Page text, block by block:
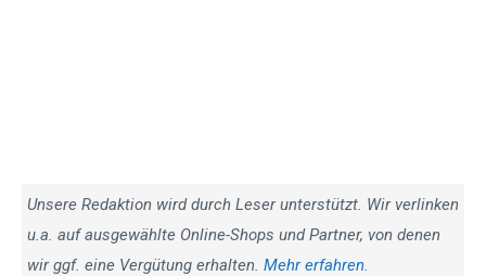
Unsere Redaktion wird durch Leser unterstützt. Wir verlinken
u.a. auf ausgewählte Online-Shops und Partner, von denen
wir ggf. eine Vergütung erhalten. Mehr erfahren.